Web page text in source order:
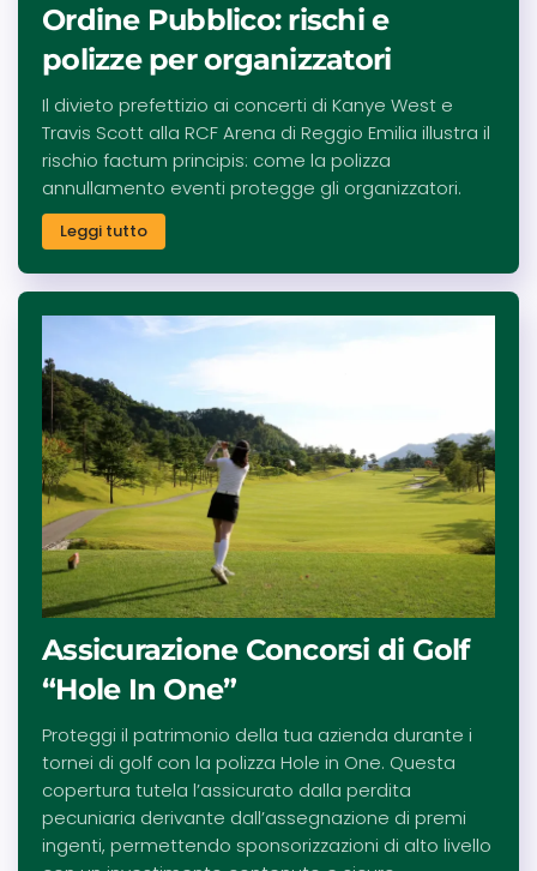
Ordine Pubblico: rischi e
polizze per organizzatori
Il divieto prefettizio ai concerti di Kanye West e
Travis Scott alla RCF Arena di Reggio Emilia illustra il
rischio factum principis: come la polizza
annullamento eventi protegge gli organizzatori.
Leggi tutto
Assicurazione Concorsi di Golf
“Hole In One”
Proteggi il patrimonio della tua azienda durante i
tornei di golf con la polizza Hole in One. Questa
copertura tutela l’assicurato dalla perdita
pecuniaria derivante dall’assegnazione di premi
ingenti, permettendo sponsorizzazioni di alto livello